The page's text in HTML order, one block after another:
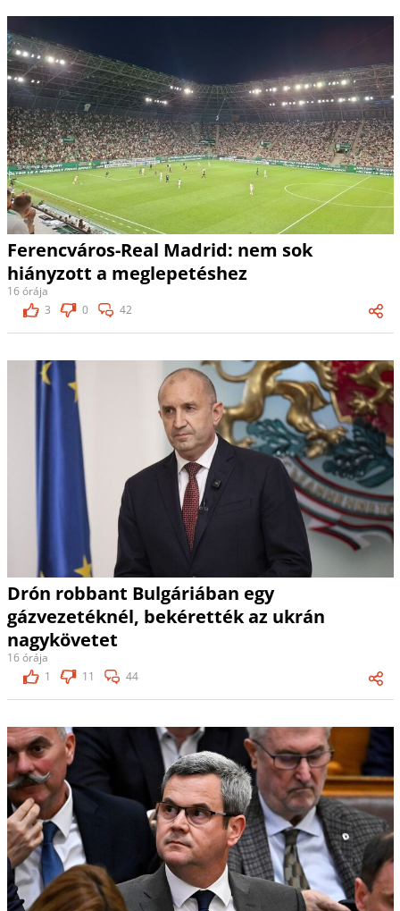
Ferencváros-Real Madrid: nem sok
hiányzott a meglepetéshez
16 órája
3
0 42
Drón robbant Bulgáriában egy
gázvezetéknél, bekérették az ukrán
nagykövetet
16 órája
1
11 44